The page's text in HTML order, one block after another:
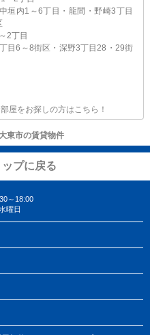
垣内1～6丁目・龍間・野崎3丁目
2丁目
目6～8街区・深野3丁目28・29街
屋をお探しの方はこちら！
東市の賃貸物件
プに戻る
～18:00
曜日